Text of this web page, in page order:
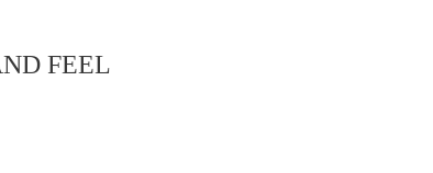
FEEL